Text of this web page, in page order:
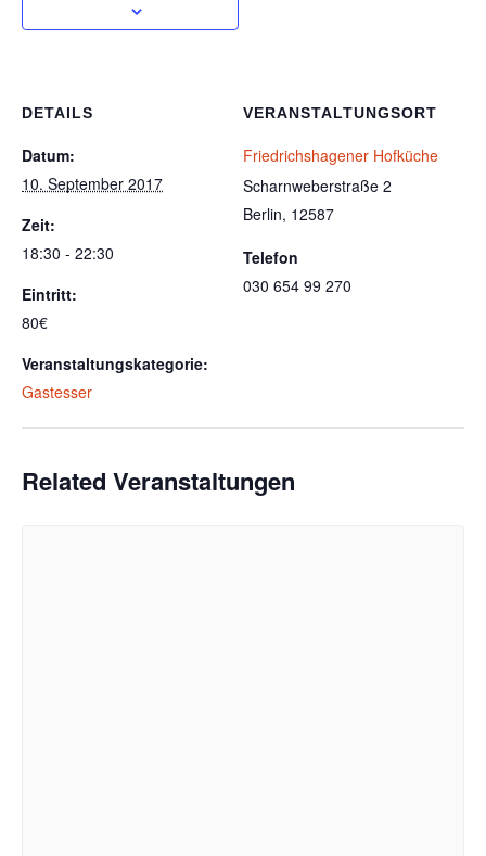
DETAILS
Datum:
10. September 2017
Zeit:
18:30 - 22:30
Eintritt:
80€
Veranstaltungskategorie:
Gastesser
VERANSTALTUNGSORT
Friedrichshagener Hofküche
Scharnweberstraße 2
Berlin, 12587
Telefon
030 654 99 270
Related Veranstaltungen